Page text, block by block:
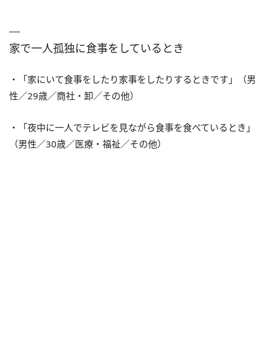
家で一人孤独に食事をしているとき
・「家にいて食事をしたり家事をしたりするときです」（男
性／29歳／商社・卸／その他）
・「夜中に一人でテレビを見ながら食事を食べているとき」
（男性／30歳／医療・福祉／その他）